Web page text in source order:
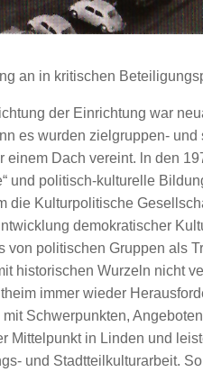
an in kritischen
der Einrichtung war
es wurden zielgruppen-
einem Dach vereint. ln den
und politisch-kulturelle
die Kulturpolitische
demokratischer
von politischen Gruppen als
historischen Wurzeln nicht
immer wieder
Schwerpunkten,
Mittelpunkt in Linden und
und Stadtteilkulturarbeit.